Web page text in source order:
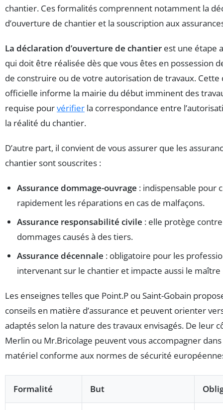
chantier. Ces formalités comprennent notamment la
d’ouverture de chantier et la souscription aux
La déclaration d’ouverture de chantier est une étape
qui doit être réalisée dès que vous êtes en possession
de construire ou de votre autorisation de travaux. Cette
officielle informe la mairie du début imminent des
requise pourvérifier la correspondance entre
la réalité du chantier.
D’autre part, il convient de vous assurer que les
chantier sont souscrites :
Assurance dommage-ouvrage : indispensable pour
rapidement les réparations en cas de malfaçons.
Assurance responsabilité civile : elle protège
dommages causés à des tiers.
Assurance décennale : obligatoire pour les
intervenant sur le chantier et impacte aussi le maître
Les enseignes telles que Point.P ou Saint-Gobain
conseils en matière d’assurance et peuvent orienter
adaptés selon la nature des travaux envisagés. De leur
Merlin ou Mr.Bricolage peuvent vous accompagner
matériel conforme aux normes de sécurité
Formalité But